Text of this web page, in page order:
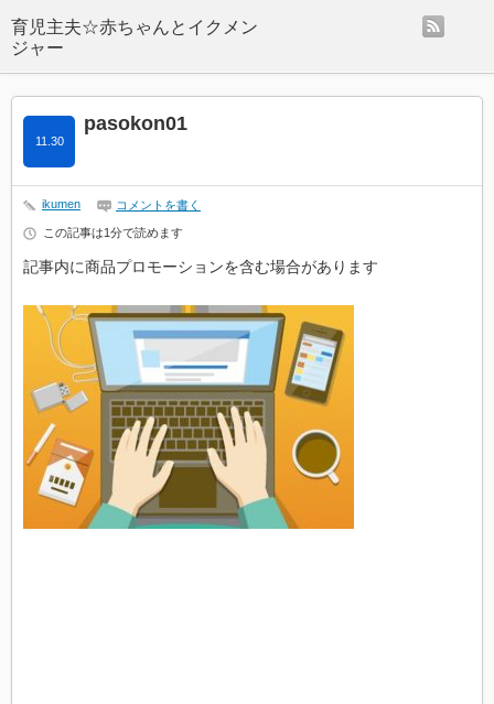
pasokon01
11.30
ikumen コメントを書く
この記事は1分で読めます
記事内に商品プロモーションを含む場合があります